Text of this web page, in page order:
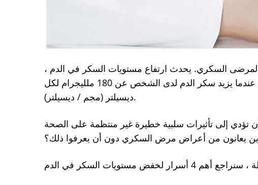
السكري. يحدث ارتفاع مستويات السكر في الدم ،
والذي يُعرف أيضًا باسم ارتفاع السكر في الدم ، عندما يزيد سكر الدم لدى الشخص عن 180 ملليجرام لكل
ديسيلتر (مجم / ديسيلتر).
إلى تأثيرات سلبية خطيرة غير منتظمة على الصحة
يعانون من أعراض مرض السكري دون أن يعرفوا ذلك؟